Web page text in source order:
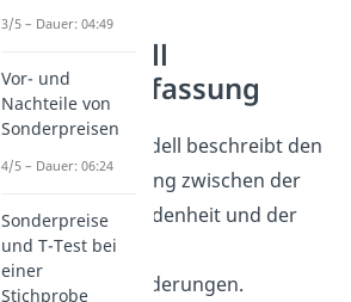
Kano Modell
Zusammenfassung
Das Kano Modell beschreibt den
Zusammenhang zwischen der
Kundenzufriedenheit und der
Erfüllung von
Kundenanforderungen.
3/5 – Dauer: 04:49
Vor- und
Nachteile von
Sonderpreisen
4/5 – Dauer: 06:24
Sonderpreise
und T-Test bei
einer
Stichprobe